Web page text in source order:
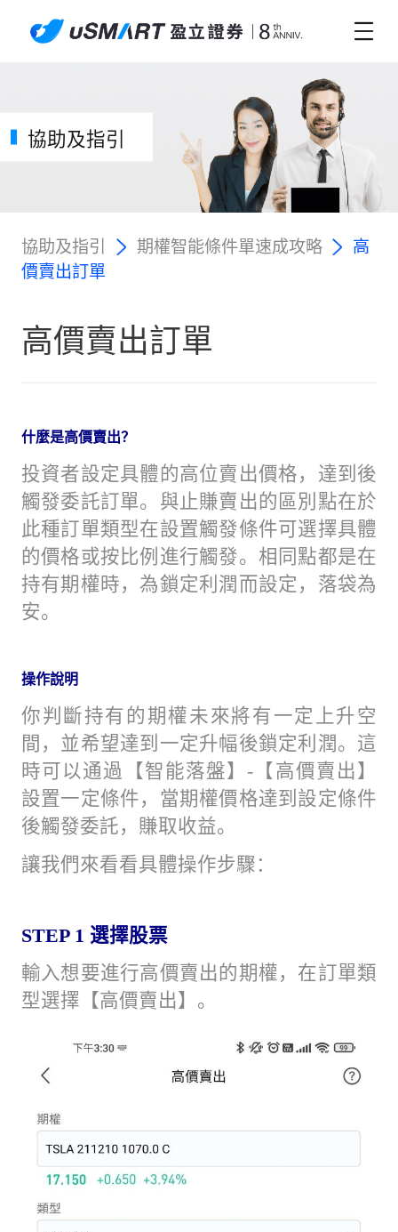
協助及指引
協助及指引 期權智能條件單速成攻略
高
價賣出訂單
高價賣出訂單
什麼是高價賣出？
投資者設定具體的高位賣出價格，達到後
觸發委託訂單。與止賺賣出的區別點在於
此種訂單類型在設置觸發條件可選擇具體
的價格或按比例進行觸發。相同點都是在
持有期權時，為鎖定利潤而設定，落袋為
安。
操作說明
你判斷持有的期權未來將有一定上升空
間，並希望達到一定升幅後鎖定利潤。這
時可以通過【智能落盤】-【高價賣出】
設置一定條件，當期權價格達到設定條件
後觸發委託，賺取收益。
讓我們來看看具體操作步驟：
STEP 1 選擇股票
輸入想要進行高價賣出的期權，在訂單類
型選擇【高價賣出】。